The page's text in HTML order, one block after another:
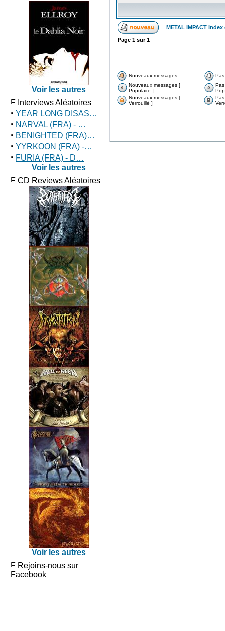
Voir les autres
Interviews Aléatoires
· YEAR LONG DISAS…
· NARVAL (FRA) - …
· BENIGHTED (FRA)…
· YYRKOON (FRA) -…
· FURIA (FRA) - D…
Voir les autres
CD Reviews Aléatoires
Voir les autres
Rejoins-nous sur
Facebook
METAL IMPACT
Page 1 sur1
Nouveaux messages
Nouveaux messages [
Populaire ]
Nouveaux messages [
Verrouillé ]